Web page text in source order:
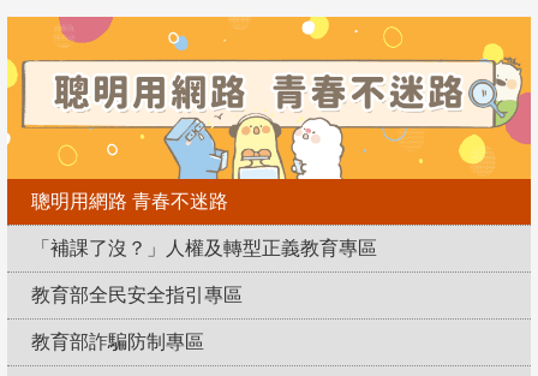
聰明用網路 青春不迷路
「補課了沒？」人權及轉型正義教育專區
教育部全民安全指引專區
教育部詐騙防制專區